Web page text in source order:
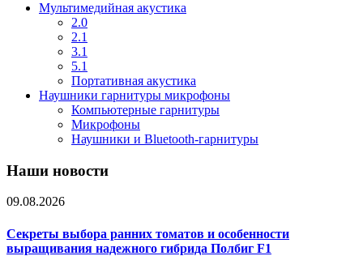
Мультимедийная акустика
2.0
2.1
3.1
5.1
Портативная акустика
Наушники гарнитуры микрофоны
Компьютерные гарнитуры
Микрофоны
Наушники и Bluetooth-гарнитуры
Наши новости
09.08.2026
Секреты выбора ранних томатов и особенности
выращивания надежного гибрида Полбиг F1